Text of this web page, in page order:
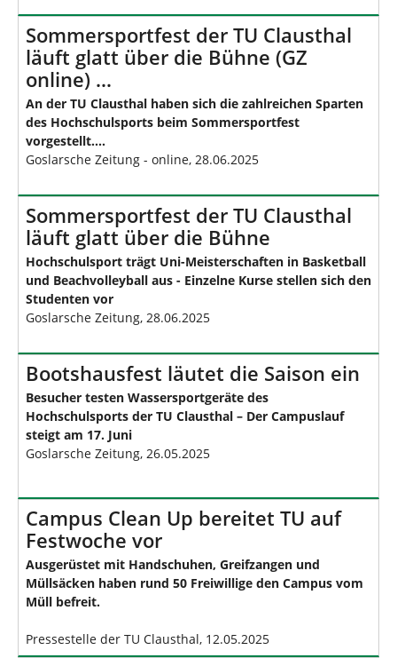
Sommersportfest der TU Clausthal
läuft glatt über die Bühne (GZ
online) …
An der TU Clausthal haben sich die zahlreichen Sparten
des Hochschulsports beim Sommersportfest
vorgestellt....
Goslarsche Zeitung - online, 28.06.2025
Sommersportfest der TU Clausthal
läuft glatt über die Bühne
Hochschulsport trägt Uni-Meisterschaften in Basketball
und Beachvolleyball aus - Einzelne Kurse stellen sich den
Studenten vor
Goslarsche Zeitung, 28.06.2025
Bootshausfest läutet die Saison ein
Besucher testen Wassersportgeräte des
Hochschulsports der TU Clausthal – Der Campuslauf
steigt am 17. Juni
Goslarsche Zeitung, 26.05.2025
Campus Clean Up bereitet TU auf
Festwoche vor
Ausgerüstet mit Handschuhen, Greifzangen und
Müllsäcken haben rund 50 Freiwillige den Campus vom
Müll befreit.
Pressestelle der TU Clausthal, 12.05.2025